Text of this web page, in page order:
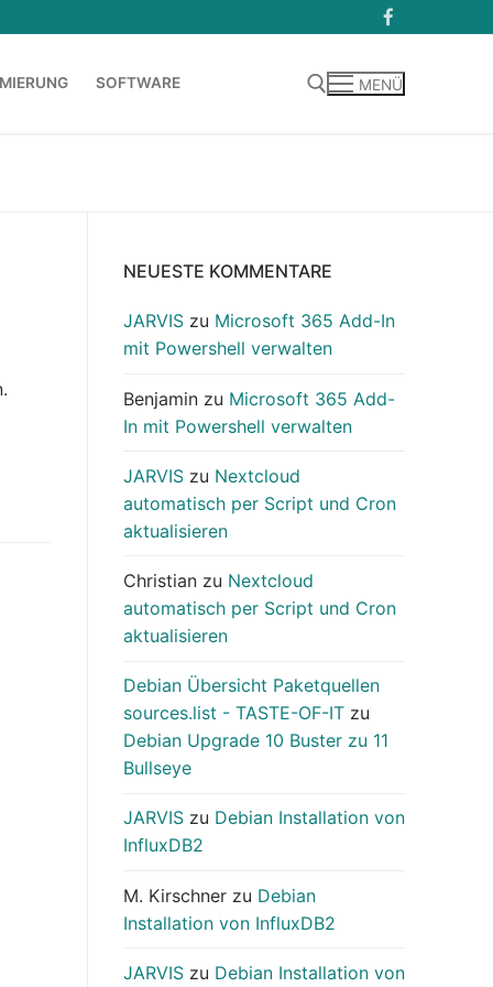
SOFTWARE MENÜ
NEUESTE KOMMENTARE
JARVIS zu Microsoft 365 Add-In
mit Powershell verwalten
Benjamin zu Microsoft 365 Add-
In mit Powershell verwalten
JARVIS zu Nextcloud
automatisch per Script und Cron
aktualisieren
Christian zu Nextcloud
automatisch per Script und Cron
aktualisieren
Debian Übersicht Paketquellen
sources.list - TASTE-OF-IT zu
Debian Upgrade 10 Buster zu 11
Bullseye
JARVIS zu Debian Installation von
InfluxDB2
M. Kirschner zu Debian
Installation von InfluxDB2
JARVIS zu Debian Installation von